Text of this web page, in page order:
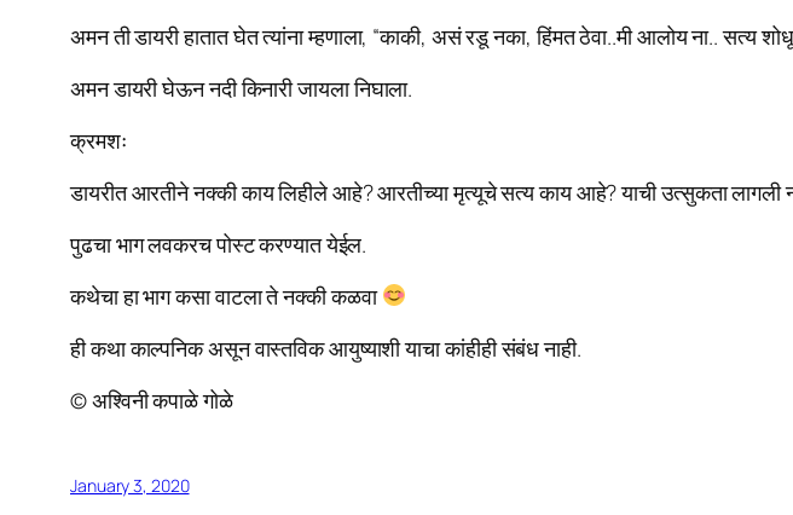
अमन ती डायरी हातात घेत त्यांना म्हणाला, “काकी, असं रडू नका, हिंमत ठेवा..मी आलोय ना.. सत्य
अमन डायरी घेऊन नदी किनारी जायला निघाला.
क्रमशः
डायरीत आरतीने नक्की काय लिहीले आहे? आरतीच्या मृत्यूचे सत्य काय आहे? याची उत्सुकता लागली
पुढचा भाग लवकरच पोस्ट करण्यात येईल.
कथेचा हा भाग कसा वाटला ते नक्की कळवा
ही कथा काल्पनिक असून वास्तविक आयुष्याशी याचा कांहीही संबंध नाही.
© अश्विनी कपाळे गोळे
January 3, 2020